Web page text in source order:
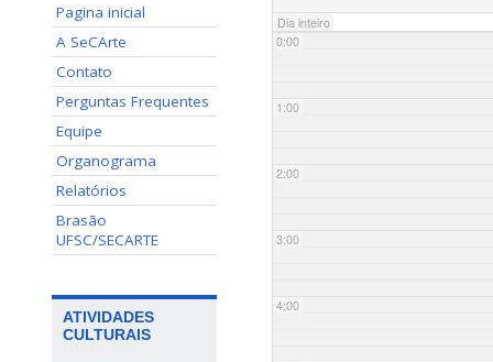
Pagina inicial
A SeCArte
Contato
Perguntas Frequentes
Equipe
Organograma
Relatórios
Brasão
UFSC/SECARTE
ATIVIDADES
CULTURAIS
Dia inteiro
0:00
1:00
2:00
3:00
4:00